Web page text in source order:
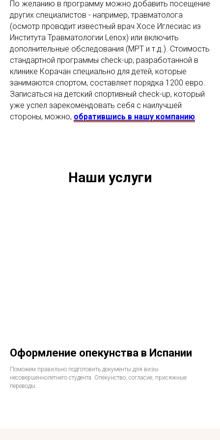
По желанию в программу можно добавить посещение
других специалистов - например, травматолога
(осмотр проводит известный врач Хосе Иглесиас из
Института Травматологии Lenox) или включить
дополнительные обследования (МРТ и т.д.). Стоимость
стандартной программы check-up, разработанной в
клинике Корачан специально для детей, которые
занимаются спортом, составляет порядка 1200 евро.
Записаться на детский спортивный check-up, который
уже успел зарекомендовать себя с наилучшей
стороны, можно, обратившись в нашу компанию
Наши услуги
Оформление опекунства в Испании
Поможем правильно подготовить документы для визы
несовершеннолетнего студента. Опекунство, согласие, присяжные
переводы.
Получить стратегию